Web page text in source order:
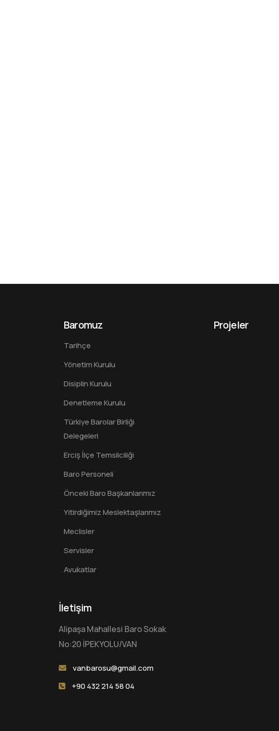
Baromuz
Tarihçe
Yönetim Kurulu
Disiplin Kurulu
Denetleme Kurulu
Türkiye Barolar Birliği
Delegeleri
Erciş İlçe Temsilciliği
Baro Personeli
Önceki Baro Başkanlarımız
Yitirdiğimiz Meslektaşlarımız
Meclisler
Servisler
Avukatlar
Projeler
İletişim
Alipaşa Mahallesi Baro Sokak
No:20 İPEKYOLU/VAN
vanbarosu@gmail.com
+90 432 214 58 04